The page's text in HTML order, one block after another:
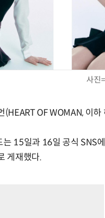
사진
(HEART OF WOMAN, 이
15일과 16일 공식 SNS
게재했다.